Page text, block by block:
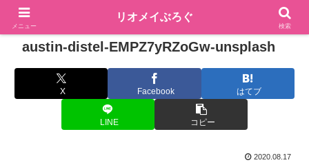
austin-distel-EMPZ7yRZoGw-unsplash
X Facebook はてブ
LINE コピー
2020.08.17
メニュー
リオメイぶろぐ
検索